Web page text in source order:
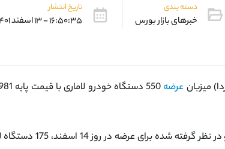
دسته بندی
خبرهای بازار بورس
تاریخ انتشار
۱۶:۵۰:۳۵ - ۱۳ اسفند ۱۴۰۱
عرضه